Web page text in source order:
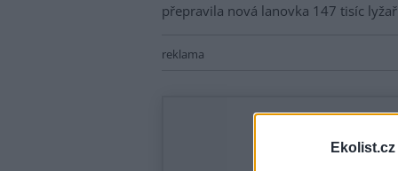
Ekolist.cz
přepravila nová lanovka 147 tisíc
reklama